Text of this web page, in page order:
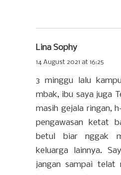
Lina Sophy
14 August 2021 at 16:25
3 minggu lalu
mbak, ibu saya juga
masih gejala ringan,
pengawasan ketat
betul biar nggak
keluarga lainnya.
jangan sampai telat